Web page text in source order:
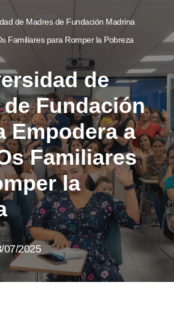
de Madres de Fundación Madrina
Familiares para Romper la Pobreza
de
Fundación
Empodera a
Familiares
la
07/2025